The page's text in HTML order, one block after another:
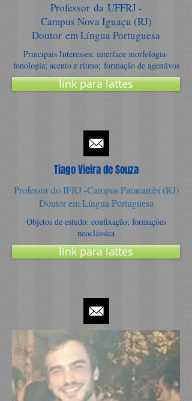
Professor da UFFRJ -
Campus Nova Iguaçu (RJ)
Doutor em Língua Portuguesa
Principais Interesses: interface morfologia-
fonologia; acento e ritmo; formação de agentivos
link para lattes
Tiago Vieira de Souza
Professor do IFRJ -Campus Paracambi (RJ)
Doutor em Língua Portuguesa
Objetos de estudo: confixação; formações
neoclássica
link para lattes